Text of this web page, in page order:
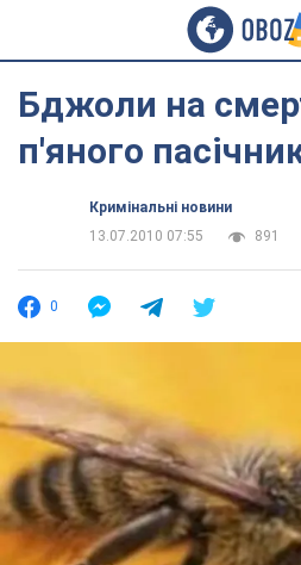
Бджоли на
п'яного
Кримінальні новини
13.07.2010 07:55
891
0